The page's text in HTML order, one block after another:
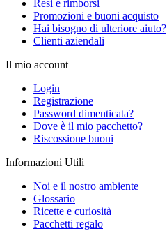
Resi e rimborsi
Promozioni e buoni acquisto
Hai bisogno di ulteriore aiuto?
Clienti aziendali
Il mio account
Login
Registrazione
Password dimenticata?
Dove è il mio pacchetto?
Riscossione buoni
Informazioni Utili
Noi e il nostro ambiente
Glossario
Ricette e curiosità
Pacchetti regalo